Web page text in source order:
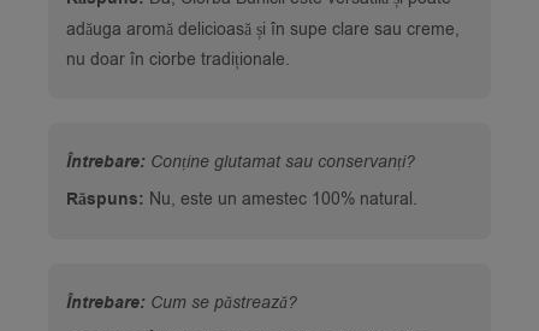
adăuga aromă delicioasă și în supe clare sau creme,
nu doar în ciorbe tradiționale.
Întrebare: Conține glutamat sau conservanți?
Răspuns: Nu, este un amestec 100% natural.
Întrebare: Cum se păstrează?